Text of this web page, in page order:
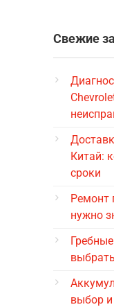
Свежие
Китай:
сроки
Ремонт
нужно
выбор и